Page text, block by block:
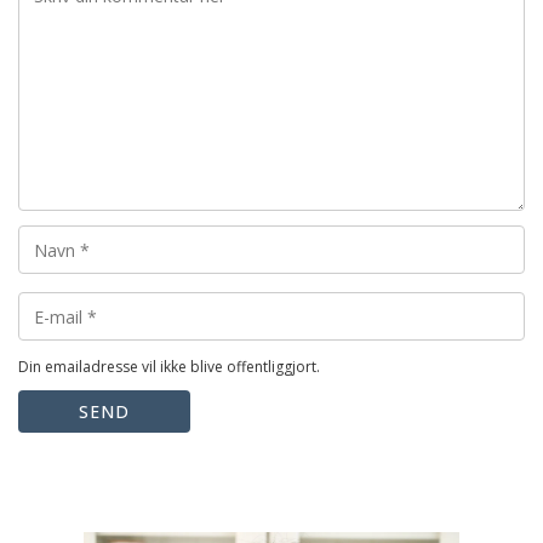
Din emailadresse vil ikke blive offentliggjort.
SEND